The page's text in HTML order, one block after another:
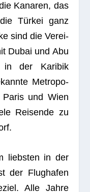
Kana­ren, das
Tür­kei ganz
sind die Ver­ei­
Dubai und Abu
in der Kari­bik
Metro­po­
und Wien
Rei­sende zu
liebs­ten in der
der Flug­ha­fen
Alle Jahre